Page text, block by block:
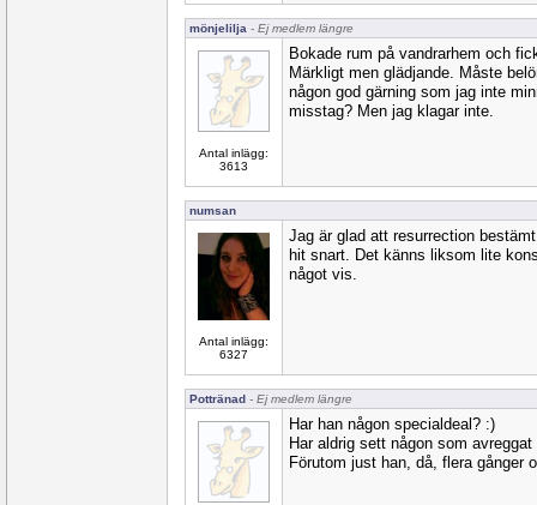
mönjelilja - Ej medlem längre
Antal inlägg:
3613
Bokade rum på vandrarhem och
Märkligt men glädjande. Måste
någon god gärning som jag inte
misstag? Men jag klagar inte.
numsan
Antal inlägg:
6327
Jag är glad att resurrection
hit snart. Det känns liksom lite
något vis.
Pottränad - Ej medlem längre
Har han någon specialdeal? :)
Har aldrig sett någon som
Förutom just han, då, flera gånger